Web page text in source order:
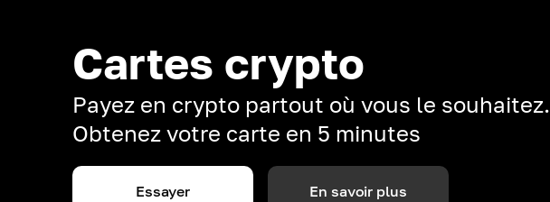
Cartes crypto
Payez en crypto partout où vous le souhaitez.
Obtenez votre carte en 5 minutes
Essayer En savoir plus